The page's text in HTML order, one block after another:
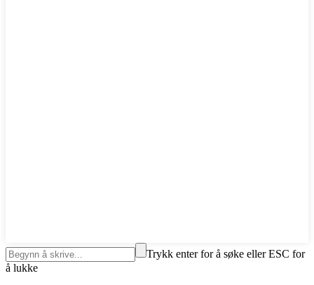
Trykk enter for å søke eller ESC for
å lukke